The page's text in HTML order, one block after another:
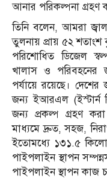
আনার পরিকল্পনা গ্রহণ
তিনি বলেন, আমরা
তুলনায় প্রায় ৫২ শতাংশ
পরিশোধিত ডিজেল
খালাস ও পরিবহনের
পর্যায়ে রয়েছে। দেশের
জন্য ইআরএল (ইস্টার্ন
জন্য প্রকল্প গ্রহণ
মাধ্যমে দ্রুত, সহজ,
ইতোমধ্যে ১৩১.৫
পাইপলাইন স্থাপন
পাইপলাইন স্থাপন কাজ